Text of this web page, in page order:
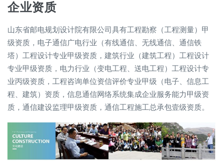
企业资质
山东省邮电规划设计院有限公司具有工程勘察（工程测量）甲
级资质，电子通信广电行业（有线通信、无线通信、通信铁
塔）工程设计专业甲级资质，建筑行业（建筑工程）工程设计
专业甲级资质，电力行业（变电工程、送电工程）工程设计专
业丙级资质，工程咨询单位资信评价专业甲级（电子、信息工
程、建筑）资质，信息通信网络系统集成企业服务能力甲级资
质，通信建设监理甲级资质，通信工程施工总承包壹级资质。